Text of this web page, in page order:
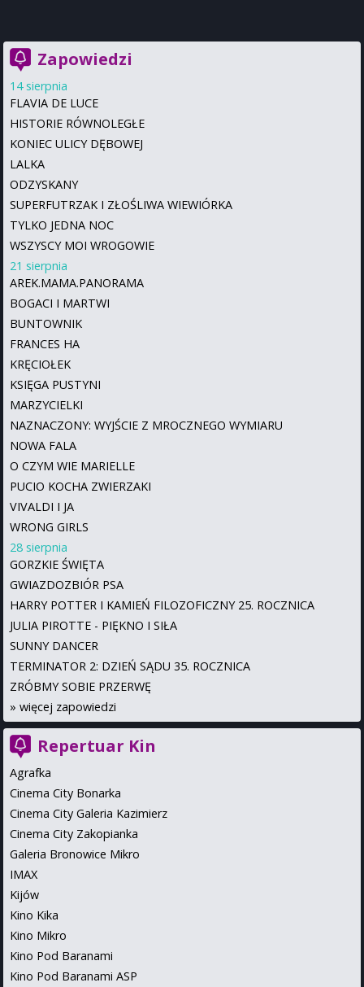
Zapowiedzi
14 sierpnia
FLAVIA DE LUCE
HISTORIE RÓWNOLEGŁE
KONIEC ULICY DĘBOWEJ
LALKA
ODZYSKANY
SUPERFUTRZAK I ZŁOŚLIWA WIEWIÓRKA
TYLKO JEDNA NOC
WSZYSCY MOI WROGOWIE
21 sierpnia
AREK.MAMA.PANORAMA
BOGACI I MARTWI
BUNTOWNIK
FRANCES HA
KRĘCIOŁEK
KSIĘGA PUSTYNI
MARZYCIELKI
NAZNACZONY: WYJŚCIE Z MROCZNEGO WYMIARU
NOWA FALA
O CZYM WIE MARIELLE
PUCIO KOCHA ZWIERZAKI
VIVALDI I JA
WRONG GIRLS
28 sierpnia
GORZKIE ŚWIĘTA
GWIAZDOZBIÓR PSA
HARRY POTTER I KAMIEŃ FILOZOFICZNY 25. ROCZNICA
JULIA PIROTTE - PIĘKNO I SIŁA
SUNNY DANCER
TERMINATOR 2: DZIEŃ SĄDU 35. ROCZNICA
ZRÓBMY SOBIE PRZERWĘ
» więcej zapowiedzi
Repertuar Kin
Agrafka
Cinema City Bonarka
Cinema City Galeria Kazimierz
Cinema City Zakopianka
Galeria Bronowice Mikro
IMAX
Kijów
Kino Kika
Kino Mikro
Kino Pod Baranami
Kino Pod Baranami ASP